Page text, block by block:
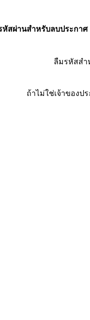
หัสผ่านสำหรับลบประกาศ
ลืมรหัสส
ถ้าไม่ใช่เจ้าของป